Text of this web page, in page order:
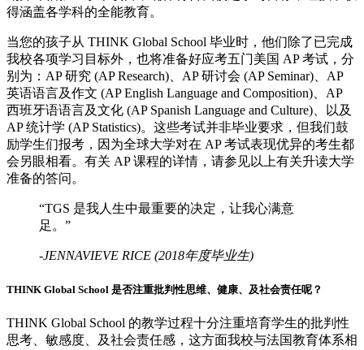
得涵盖各学科的全能教育。
当您的孩子从 THINK Global School 毕业时，他们除了已完成
我校各项学习目标外，也将准备好应考五门美国 AP 考试，分
别为：AP 研究 (AP Research)、AP 研讨会 (AP Seminar)、AP
英语语言及作文 (AP English Language and Composition)、AP
西班牙语语言及文化 (AP Spanish Language and Culture)、以及
AP 统计学 (AP Statistics)。这些考试并非毕业要求，但我们鼓
励学生们报考，因为全球大学对在 AP 考试表现优异的考生都
会另眼相看。有关 AP 课程的详情，请参见以上有关升读大学
准备的答问。
“TGS 是我人生中最重要的决定，让我心满意
足。”
-JENNAVIEVE RICE (2018年度毕业生)
THINK Global School 是否注重批判性思维、健康、及社会责任呢？
THINK Global School 的教学过程十分注重培育学生的批判性
思考、敏感度、及社会责任感，这方面我校与法国教育体系相